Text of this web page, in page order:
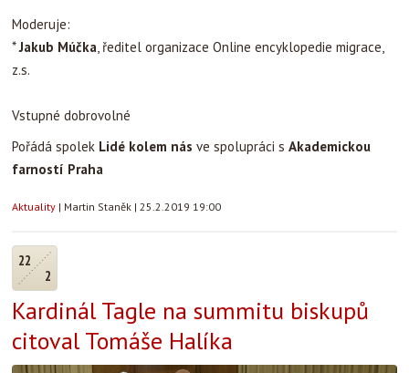
Moderuje:
*Jakub Múčka, ředitel organizace Online encyklopedie migrace,
z.s.
Vstupné dobrovolné
Pořádá spolek Lidé kolem nás ve spolupráci s Akademickou
farností Praha
Aktuality | Martin Staněk | 25.2.2019 19:00
22
2
Kardinál Tagle na summitu biskupů
citoval Tomáše Halíka